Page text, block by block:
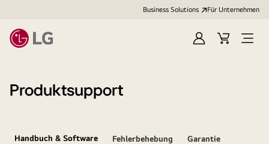
Business Solutions Für Unternehmen
Anmelden
Cart
Open
Produktsupport
Handbuch & Software Fehlerbehebung Garantie